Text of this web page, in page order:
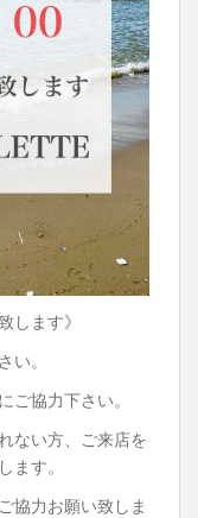
します》
。
協力下さい。
ない方、ご来店を
ます。
協力お願い致しま